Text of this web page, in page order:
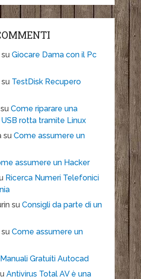
su Giocare Dama con il Pc
su TestDisk Recupero
su Come riparare una
rotta tramite Linux
su Come assumere un
assumere un Hacker
Ricerca Numeri Telefonici
su Consigli da parte di un
su Come assumere un
Manuali Gratuiti Autocad
Antivirus Total AV è una